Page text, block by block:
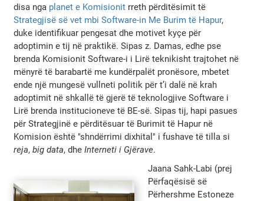
disa nga planet e Komisionit rreth përditësimit të
Strategjisë së vet mbi Software-in Me Burim të Hapur,
duke identifikuar pengesat dhe motivet kyçe për
adoptimin e tij në praktikë. Sipas z. Damas, edhe pse
brenda Komisionit Software-i i Lirë teknikisht trajtohet në
mënyrë të barabartë me kundërpalët pronësore, mbetet
ende një mungesë vullneti politik për t’i dalë në krah
adoptimit në shkallë të gjerë të teknologjive Software i
Lirë brenda institucioneve të BE-së. Sipas tij, hapi pasues
për Strategjinë e përditësuar të Burimit të Hapur në
Komision është "shndërrimi dixhital" i fushave të tilla si
reja,big data, dheInterneti i Gjërave.
Jaana Sahk-Labi (prej
Përfaqësisë së
Përhershme Estoneze